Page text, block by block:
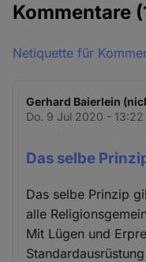
Kommentare
Netiquette für
Gerhard Baierlein
Do. 9 Jul 2020 - 13:22
Das selbe
Das selbe Prinzip
alle
Mit Lügen und